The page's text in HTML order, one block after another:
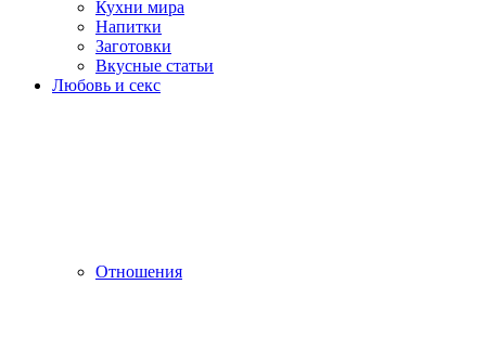
Кухни мира
Напитки
Заготовки
Вкусные статьи
Любовь и секс
Отношения